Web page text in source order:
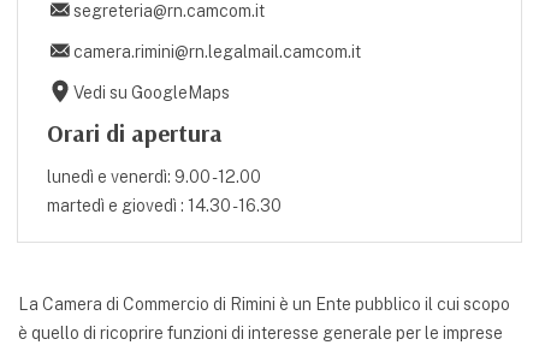
segreteria@rn.camcom.it
camera.rimini@rn.legalmail.camcom.it
Vedi su GoogleMaps
Orari di apertura
lunedì e venerdì: 9.00 - 12.00
martedì e giovedì : 14.30 - 16.30
La Camera di Commercio di Rimini è un Ente pubblico il cui scopo
è quello di ricoprire funzioni di interesse generale per le imprese